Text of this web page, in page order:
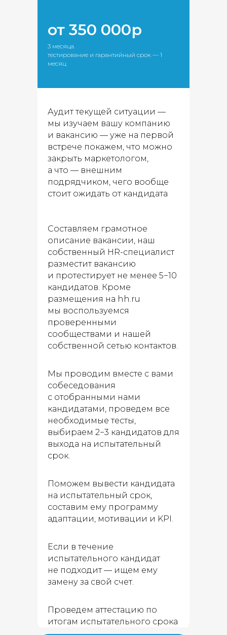
от 350 000р
3 месяца.
тестирование и гарантийный срок — 1
месяц
Аудит текущей ситуации —
мы изучаем вашу компанию
и вакансию — уже на первой
встрече покажем, что можно
закрыть маркетологом,
а что — внешним
подрядчиком, чего вообще
стоит ожидать от кандидата
Составляем грамотное
описание вакансии, наш
собственный HR-специалист
разместит вакансию
и протестирует не менее 5−10
кандидатов. Кроме
размещения на hh.ru
мы воспользуемся
проверенными
сообществами и нашей
собственной сетью контактов.
Мы проводим вместе с вами
собеседования
с отобранными нами
кандидатами, проведем все
необходимые тесты,
выбираем 2−3 кандидатов для
выхода на испытательный
срок.
Поможем вывести кандидата
на испытательный срок,
составим ему программу
адаптации, мотивации и KPI.
Если в течение
испытательного кандидат
не подходит — ищем ему
замену за свой счет.
Проведем аттестацию по
итогам испытательного срока